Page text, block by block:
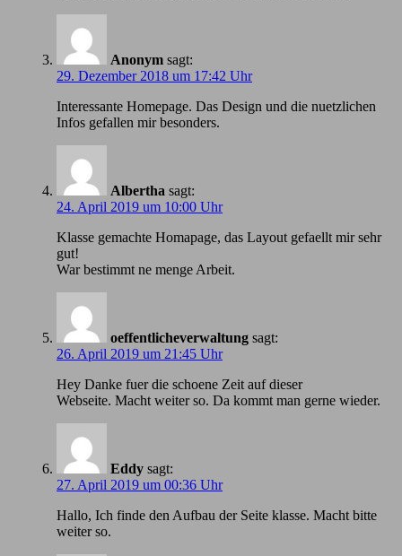
Anonym sagt:
29. Dezember 2018 um 17:42 Uhr
Іnteressante Homepage. Das Design und die nuetzlichen
Infos gefallen mir besonders.
Albertha sagt:
24. April 2019 um 10:00 Uhr
Klasse gemachte Homapage, das Layout gefaellt mir sehr
gut!
War bestimmt ne menge Arbeit.
oeffentlicheverwaltung sagt:
26. April 2019 um 21:45 Uhr
Hey Danke fuer die schoene Zeit auf dieser
Webseite. Macht weiter so. Da kommt man gerne wieder.
Eddy sagt:
27. April 2019 um 00:36 Uhr
Hallo, Ich finde den Aufbau der Seite klasse. Macht bitte
weiter so.